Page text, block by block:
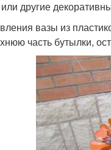
другие
вазы из
часть бутылки,